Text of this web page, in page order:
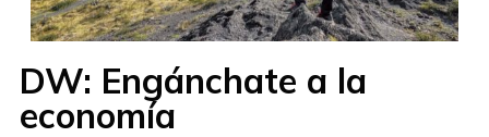
DW: Engánchate a la
economía